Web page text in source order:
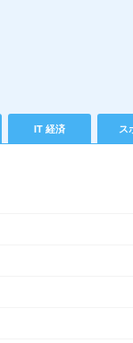
IT 経済 ス